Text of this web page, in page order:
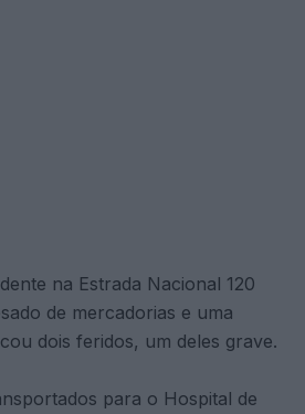
na Estrada Nacional 120
de mercadorias e uma
dois feridos, um deles grave.
para o Hospital de